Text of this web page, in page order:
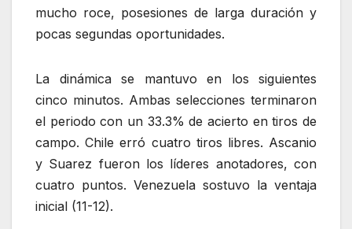
mucho roce, posesiones de larga duración y
pocas segundas oportunidades.
La dinámica se mantuvo en los siguientes
cinco minutos. Ambas selecciones terminaron
el periodo con un 33.3% de acierto en tiros de
campo. Chile erró cuatro tiros libres. Ascanio
y Suarez fueron los líderes anotadores, con
cuatro puntos. Venezuela sostuvo la ventaja
inicial (11-12).